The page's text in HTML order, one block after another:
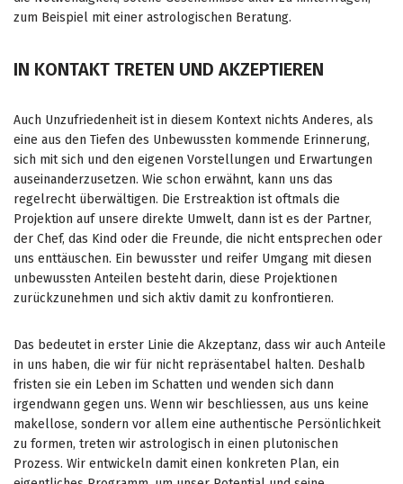
zum Beispiel mit einer astrologischen Beratung.
IN KONTAKT TRETEN UND AKZEPTIEREN
Auch Unzufriedenheit ist in diesem Kontext nichts Anderes, als
eine aus den Tiefen des Unbewussten kommende Erinnerung,
sich mit sich und den eigenen Vorstellungen und Erwartungen
auseinanderzusetzen. Wie schon erwähnt, kann uns das
regelrecht überwältigen. Die Erstreaktion ist oftmals die
Projektion auf unsere direkte Umwelt, dann ist es der Partner,
der Chef, das Kind oder die Freunde, die nicht entsprechen oder
uns enttäuschen. Ein bewusster und reifer Umgang mit diesen
unbewussten Anteilen besteht darin, diese Projektionen
zurückzunehmen und sich aktiv damit zu konfrontieren.
Das bedeutet in erster Linie die Akzeptanz, dass wir auch Anteile
in uns haben, die wir für nicht repräsentabel halten. Deshalb
fristen sie ein Leben im Schatten und wenden sich dann
irgendwann gegen uns. Wenn wir beschliessen, aus uns keine
makellose, sondern vor allem eine authentische Persönlichkeit
zu formen, treten wir astrologisch in einen plutonischen
Prozess. Wir entwickeln damit einen konkreten Plan, ein